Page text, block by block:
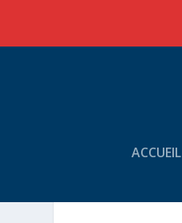
ACCUEIL